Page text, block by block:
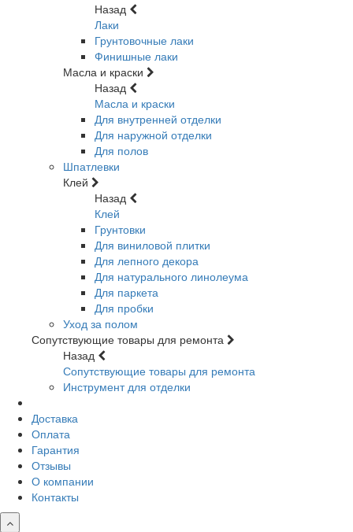
Назад
Лаки
Грунтовочные лаки
Финишные лаки
Масла и краски
Назад
Масла и краски
Для внутренней отделки
Для наружной отделки
Для полов
Шпатлевки
Клей
Назад
Клей
Грунтовки
Для виниловой плитки
Для лепного декора
Для натурального линолеума
Для паркета
Для пробки
Уход за полом
Сопутствующие товары для ремонта
Назад
Сопутствующие товары для ремонта
Инструмент для отделки
Доставка
Оплата
Гарантия
Отзывы
О компании
Контакты